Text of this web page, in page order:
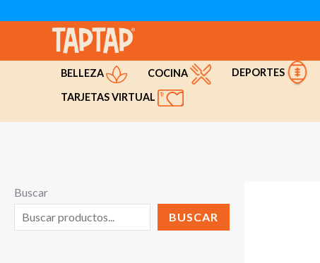
BELLEZA COCINA DEPORTES
TARJETAS VIRTUAL
Buscar
BUSCAR